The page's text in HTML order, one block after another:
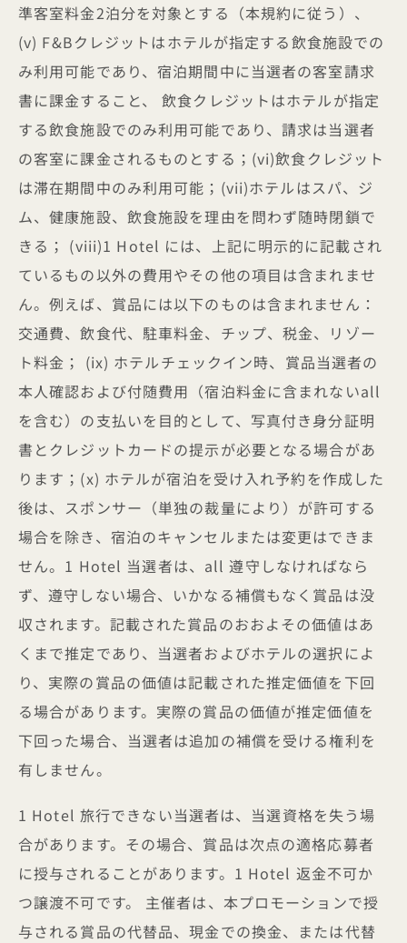
準客室料金2泊分を対象とする（本規約に従う）、
(v) F&Bクレジットはホテルが指定する飲食施設での
み利用可能であり、宿泊期間中に当選者の客室請求
書に課金すること、 飲食クレジットはホテルが指定
する飲食施設でのみ利用可能であり、請求は当選者
の客室に課金されるものとする；(vi)飲食クレジット
は滞在期間中のみ利用可能；(vii)ホテルはスパ、ジ
ム、健康施設、飲食施設を理由を問わず随時閉鎖で
きる； (viii)1 Hotel には、上記に明示的に記載され
ているもの以外の費用やその他の項目は含まれませ
ん。例えば、賞品には以下のものは含まれません：
交通費、飲食代、駐車料金、チップ、税金、リゾー
ト料金； (ix) ホテルチェックイン時、賞品当選者の
本人確認および付随費用（宿泊料金に含まれないall
を含む）の支払いを目的として、写真付き身分証明
書とクレジットカードの提示が必要となる場合があ
ります；(x) ホテルが宿泊を受け入れ予約を作成した
後は、スポンサー（単独の裁量により）が許可する
場合を除き、宿泊のキャンセルまたは変更はできま
せん。1 Hotel 当選者は、all 遵守しなければなら
ず、遵守しない場合、いかなる補償もなく賞品は没
収されます。記載された賞品のおおよその価値はあ
くまで推定であり、当選者およびホテルの選択によ
り、実際の賞品の価値は記載された推定価値を下回
る場合があります。実際の賞品の価値が推定価値を
下回った場合、当選者は追加の補償を受ける権利を
有しません。
1 Hotel 旅行できない当選者は、当選資格を失う場
合があります。その場合、賞品は次点の適格応募者
に授与されることがあります。1 Hotel 返金不可か
つ譲渡不可です。 主催者は、本プロモーションで授
与される賞品の代替品、現金での換金、または代替